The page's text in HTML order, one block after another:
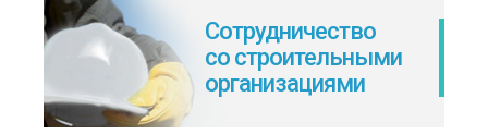
Сотрудничество
со строительными
организациями